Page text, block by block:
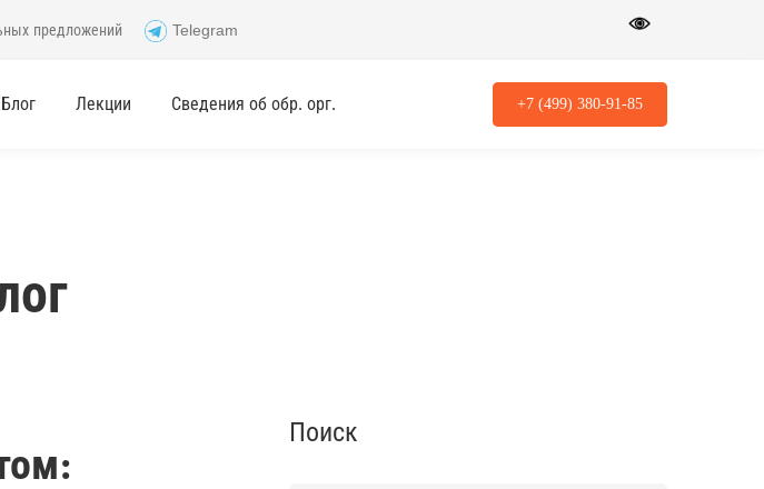
предложений Telegram
Блог Лекции Сведения об обр. орг. +7 (499) 380-91-85
Поиск